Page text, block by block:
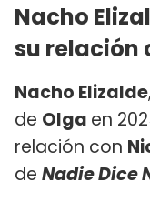
Nacho
su relación
Nacho Elizalde
de Olga en
relación con
de Nadie Dice